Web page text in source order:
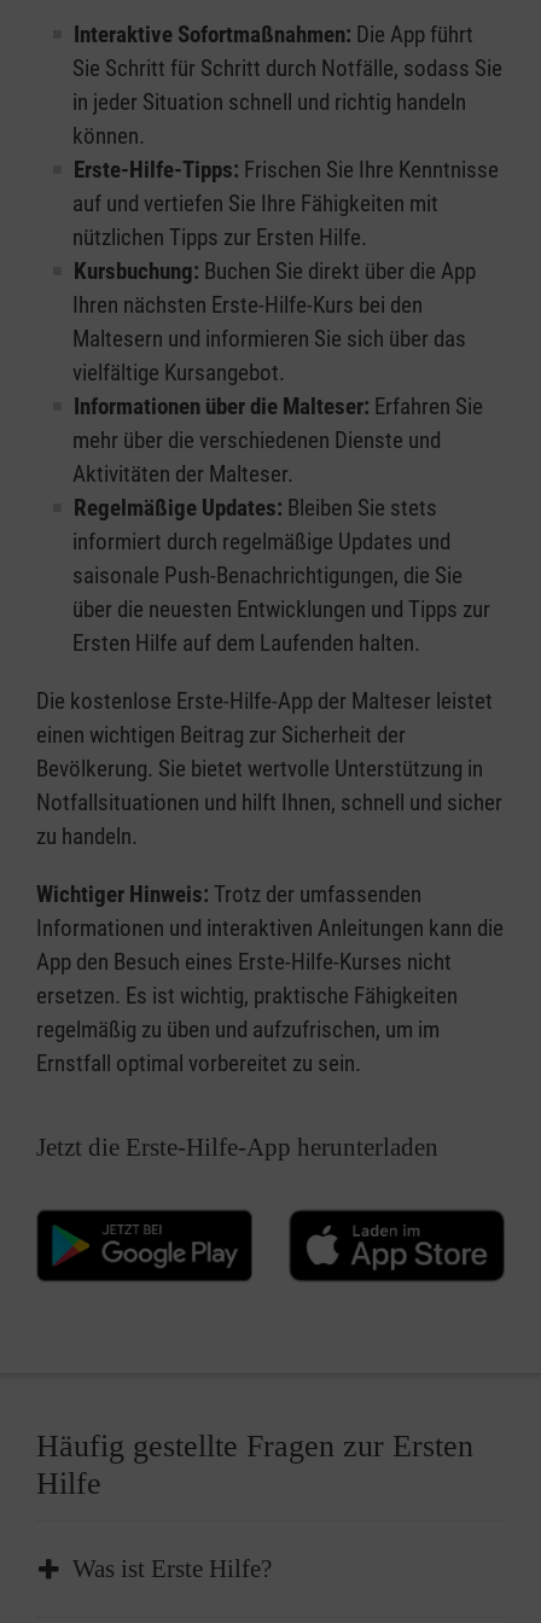
Interaktive Sofortmaßnahmen: Die App führt
Sie Schritt für Schritt durch Notfälle, sodass Sie
in jeder Situation schnell und richtig handeln
können.
Erste-Hilfe-Tipps: Frischen Sie Ihre Kenntnisse
auf und vertiefen Sie Ihre Fähigkeiten mit
nützlichen Tipps zur Ersten Hilfe.
Kursbuchung: Buchen Sie direkt über die App
Ihren nächsten Erste-Hilfe-Kurs bei den
Maltesern und informieren Sie sich über das
vielfältige Kursangebot.
Informationen über die Malteser: Erfahren Sie
mehr über die verschiedenen Dienste und
Aktivitäten der Malteser.
Regelmäßige Updates: Bleiben Sie stets
informiert durch regelmäßige Updates und
saisonale Push-Benachrichtigungen, die Sie
über die neuesten Entwicklungen und Tipps zur
Ersten Hilfe auf dem Laufenden halten.
Die kostenlose Erste-Hilfe-App der Malteser leistet
einen wichtigen Beitrag zur Sicherheit der
Bevölkerung. Sie bietet wertvolle Unterstützung in
Notfallsituationen und hilft Ihnen, schnell und sicher
zu handeln.
Wichtiger Hinweis: Trotz der umfassenden
Informationen und interaktiven Anleitungen kann die
App den Besuch eines Erste-Hilfe-Kurses nicht
ersetzen. Es ist wichtig, praktische Fähigkeiten
regelmäßig zu üben und aufzufrischen, um im
Ernstfall optimal vorbereitet zu sein.
Jetzt die Erste-Hilfe-App herunterladen
Häufig gestellte Fragen zur Ersten
Hilfe
Was ist Erste Hilfe?